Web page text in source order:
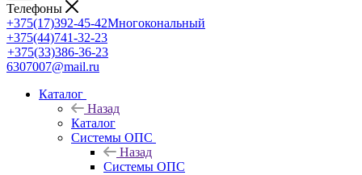
Телефоны
+375(17)392-45-42Многокональный
+375(44)741-32-23
+375(33)386-36-23
6307007@mail.ru
Каталог
Назад
Каталог
Системы ОПС
Назад
Системы ОПС